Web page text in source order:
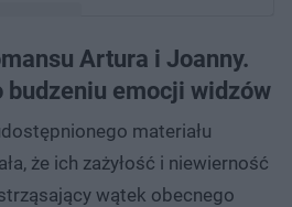
M jak miłość (@mjakmilosc.official)
Artura i Joanny.
budzeniu emocji widzów
materiału
że ich zażyłość i niewierność
wątek obecnego